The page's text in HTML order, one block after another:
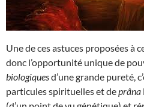
Une de ces astuces proposées à
donc l’opportunité unique de
biologiquesd’une grande pureté,
particules spirituelles et deprâna